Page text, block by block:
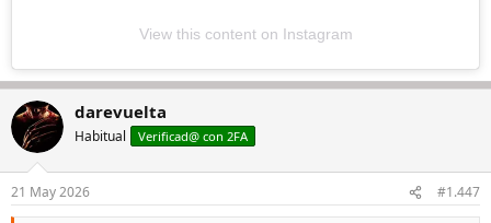
View this content on Instagram
darevuelta
Habitual Verificad@ con 2FA
21 May 2026 #1.447